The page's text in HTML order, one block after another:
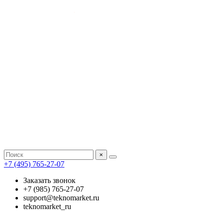
×
+7 (495) 765-27-07
Заказать звонок
+7 (985) 765-27-07
support@teknomarket.ru
teknomarket_ru